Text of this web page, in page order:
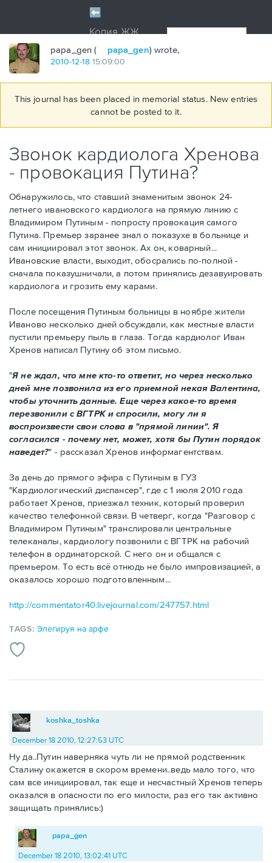
papa_gen ( papa_gen) wrote,
2010-12-18 15:09:00
This journal has been placed in memorial status. New entries
cannot be posted to it.
Звонок кардиолога Хренова
- провокация Путина?
Обнаружилось, что ставший знаменитым звонок 24-
летнего ивановского кардиолога на прямую линию с
Владимиром Путиным - попросту провокация самого
Путина. Премьер заранее знал о показухе в больнице и
сам инициировал этот звонок. Ах он, коварный...
Ивановские власти, выходит, обосрались по-полной -
сначала показушничали, а потом принялись дезавуировать
кардиолога и грозить ему карами.
После посещения Путиным больницы в ноябре жители
Иваново несколько дней обсуждали, как местные власти
пустили премьеру пыль в глаза. Тогда кардиолог Иван
Хренов написал Путину об этом письмо.
"Я не ждал, что мне кто-то ответит, но через несколько
дней мне позвонила из его приемной некая Валентина,
чтобы уточнить данные. Еще через какое-то время
перезвонили с ВГТРК и спросили, могу ли я
воспроизвести свои слова в "прямой линии". Я
согласился - почему нет, может, хотя бы Путин порядок
наведет?" - рассказал Хренов информагентствам.
За день до прямого эфира с Путиным в ГУЗ
"Кардиологический диспансер", где с 1 июля 2010 года
работает Хренов, приезжал техник, который проверил
качество телефонной связи. В четверг, когда "Разговор с
Владимиром Путиным" транслировали центральные
телеканалы, кардиологу позвонили с ВГТРК на рабочий
телефон в ординаторской. С него он и общался с
премьером. То есть всё отнюдь не было импровизацией, а
оказалось хорошо подготовленным...
http://commentator40.livejournal.com/247757.html
TAGS:Элегируя на арфе
koshka_toshka
December 18 2010, 12:27:53 UTC
Ну да..Путин наверняка чуть ли не прямой родственник
Сталину окажется в скором времени..ведь мало того, что
сам все инициировал, так еще и несчастный Хренов теперь
оказался в опасности по его милости, раз его так активно
защищать принялись:)
papa_gen
December 18 2010, 13:02:41 UTC